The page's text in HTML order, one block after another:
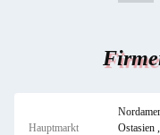
Hauptmarkt
Ostasien